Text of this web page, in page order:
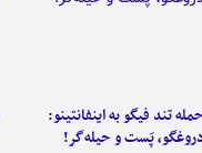
تند فیگو به اینفانتینو:
پَست‌ و حیله‌گر!